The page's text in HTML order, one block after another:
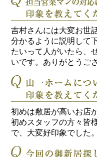
吉村さんには大変お世
分かるように説明して
たいって人がいたら、
いです。ありがとうご
初めは敷居が高いお店
初めスタッフの方々皆
で、大変好印象でした。